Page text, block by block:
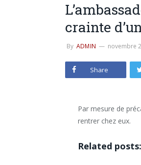
crainte
By ADMIN novembre
Share
Par mesure de
rentrer chez eux.
Related posts: